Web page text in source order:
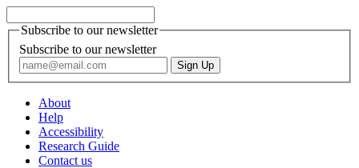
Subscribe to our newsletter
Subscribe to our newsletter
About
Help
Accessibility
Research Guide
Contact us